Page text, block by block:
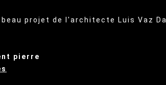
projet de l'architecte Luis Vaz Da
pierre